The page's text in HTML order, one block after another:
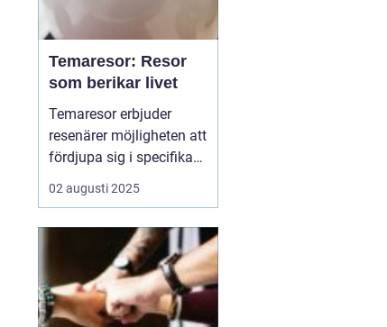
Temaresor: Resor
som berikar livet
Temaresor erbjuder
resenärer möjligheten att
fördjupa sig i specifika
intressen eller hobbyer,
vilket gör resan mer
berikande. Temaresor
kan innefatta allt från
kulinariska äventyr till
historiska expedi...
02 augusti 2025